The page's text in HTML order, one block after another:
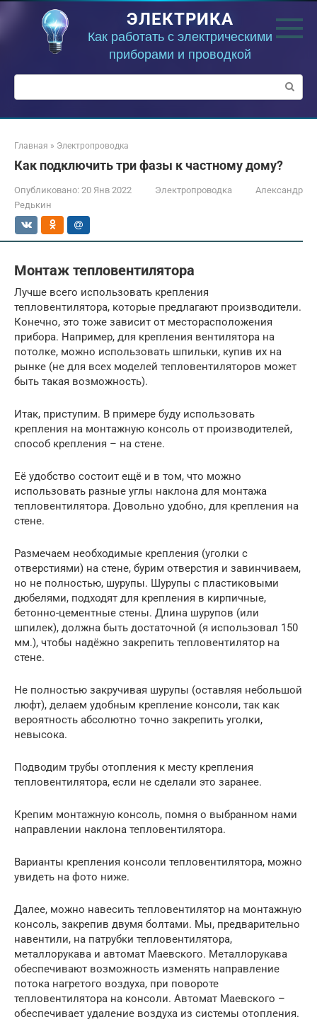
ЭЛЕКТРИКА
Как работать с электрическими
приборами и проводкой
Поиск:
Главная » Электропроводка
Как подключить три фазы к частному дому?
Опубликовано: 20 Янв 2022 Электропроводка
Александр
Редькин
Монтаж тепловентилятора
Лучше всего использовать крепления
тепловентилятора, которые предлагают производители.
Конечно, это тоже зависит от месторасположения
прибора. Например, для крепления вентилятора на
потолке, можно использовать шпильки, купив их на
рынке (не для всех моделей тепловентиляторов может
быть такая возможность).
Итак, приступим. В примере буду использовать
крепления на монтажную консоль от производителей,
способ крепления – на стене.
Её удобство состоит ещё и в том, что можно
использовать разные углы наклона для монтажа
тепловентилятора. Довольно удобно, для крепления на
стене.
Размечаем необходимые крепления (уголки с
отверстиями) на стене, бурим отверстия и завинчиваем,
но не полностью, шурупы. Шурупы с пластиковыми
дюбелями, подходят для крепления в кирпичные,
бетонно-цементные стены. Длина шурупов (или
шпилек), должна быть достаточной (я использовал 150
мм.), чтобы надёжно закрепить тепловентилятор на
стене.
Не полностью закручивая шурупы (оставляя небольшой
люфт), делаем удобным крепление консоли, так как
вероятность абсолютно точно закрепить уголки,
невысока.
Подводим трубы отопления к месту крепления
тепловентилятора, если не сделали это заранее.
Крепим монтажную консоль, помня о выбранном нами
направлении наклона тепловентилятора.
Варианты крепления консоли тепловентилятора, можно
увидеть на фото ниже.
Далее, можно навесить тепловентилятор на монтажную
консоль, закрепив двумя болтами. Мы, предварительно
навентили, на патрубки тепловентилятора,
металлорукава и автомат Маевского. Металлорукава
обеспечивают возможность изменять направление
потока нагретого воздуха, при повороте
тепловентилятора на консоли. Автомат Маевского –
обеспечивает удаление воздуха из системы отопления.